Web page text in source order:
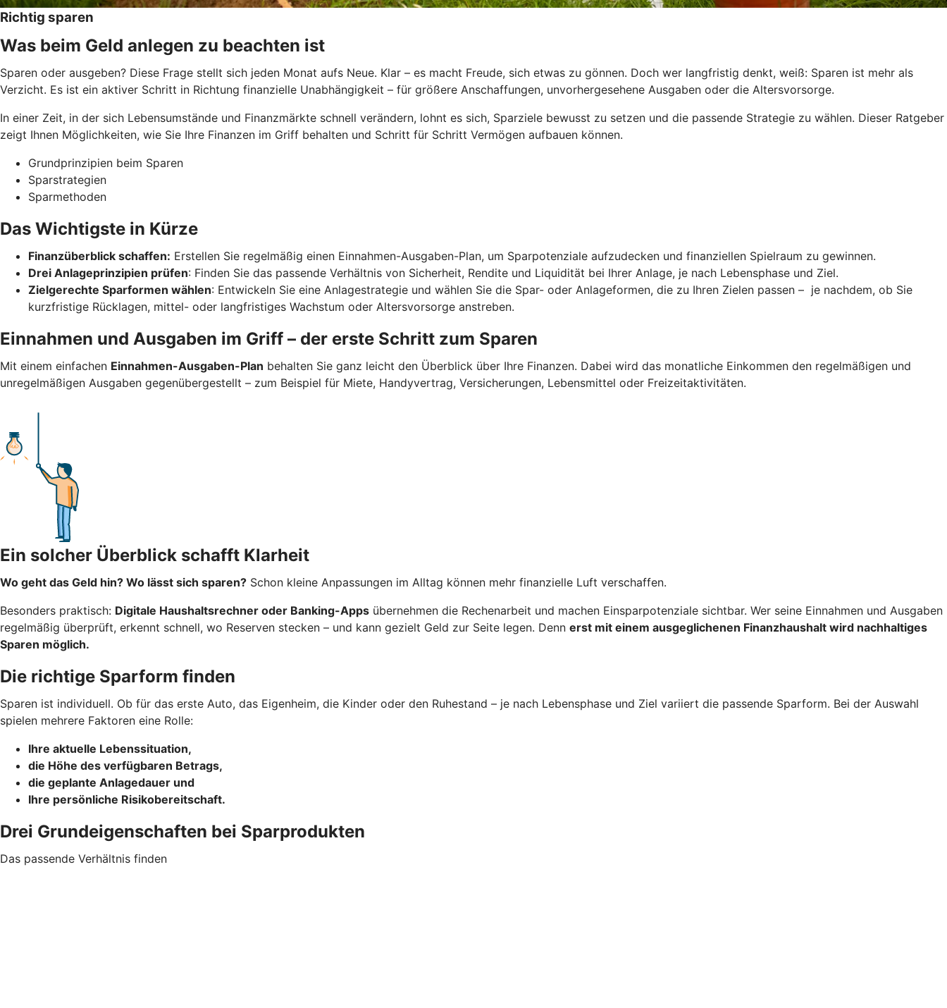
Richtig sparen
Was beim Geld anlegen zu beachten ist
Sparen oder ausgeben? Diese Frage stellt sich jeden Monat aufs Neue. Klar – es macht Freude, sich etwas zu gönnen. Doch wer langfristig denkt, weiß: Sparen ist mehr als
Verzicht. Es ist ein aktiver Schritt in Richtung finanzielle Unabhängigkeit – für größere Anschaffungen, unvorhergesehene Ausgaben oder die Altersvorsorge.
In einer Zeit, in der sich Lebensumstände und Finanzmärkte schnell verändern, lohnt es sich, Sparziele bewusst zu setzen und die passende Strategie zu wählen. Dieser Ratgeber
zeigt Ihnen Möglichkeiten, wie Sie Ihre Finanzen im Griff behalten und Schritt für Schritt Vermögen aufbauen können.
Grundprinzipien beim Sparen
Sparstrategien
Sparmethoden
Das Wichtigste in Kürze
Finanzüberblick schaffen: Erstellen Sie regelmäßig einen Einnahmen-Ausgaben-Plan, um Sparpotenziale aufzudecken und finanziellen Spielraum zu gewinnen.
Drei Anlageprinzipien prüfen: Finden Sie das passende Verhältnis von Sicherheit, Rendite und Liquidität bei Ihrer Anlage, je nach Lebensphase und Ziel.
Zielgerechte Sparformen wählen: Entwickeln Sie eine Anlagestrategie und wählen Sie die Spar- oder Anlageformen, die zu Ihren Zielen passen – je nachdem, ob Sie
kurzfristige Rücklagen, mittel- oder langfristiges Wachstum oder Altersvorsorge anstreben.
Einnahmen und Ausgaben im Griff – der erste Schritt zum Sparen
Mit einem einfachen Einnahmen-Ausgaben-Plan behalten Sie ganz leicht den Überblick über Ihre Finanzen. Dabei wird das monatliche Einkommen den regelmäßigen und
unregelmäßigen Ausgaben gegenübergestellt – zum Beispiel für Miete, Handyvertrag, Versicherungen, Lebensmittel oder Freizeitaktivitäten.
Ein solcher Überblick schafft Klarheit
Wo geht das Geld hin? Wo lässt sich sparen? Schon kleine Anpassungen im Alltag können mehr finanzielle Luft verschaffen.
Besonders praktisch: Digitale Haushaltsrechner oder Banking-Apps übernehmen die Rechenarbeit und machen Einsparpotenziale sichtbar. Wer seine Einnahmen und Ausgaben
regelmäßig überprüft, erkennt schnell, wo Reserven stecken – und kann gezielt Geld zur Seite legen. Denn erst mit einem ausgeglichenen Finanzhaushalt wird nachhaltiges
Sparen möglich.
Die richtige Sparform finden
Sparen ist individuell. Ob für das erste Auto, das Eigenheim, die Kinder oder den Ruhestand – je nach Lebensphase und Ziel variiert die passende Sparform. Bei der Auswahl
spielen mehrere Faktoren eine Rolle:
Ihre aktuelle Lebenssituation,
die Höhe des verfügbaren Betrags,
die geplante Anlagedauer und
Ihre persönliche Risikobereitschaft.
Drei Grundeigenschaften bei Sparprodukten
Das passende Verhältnis finden